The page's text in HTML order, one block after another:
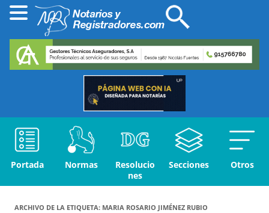
Portada Normas
Resolucio
nes
Secciones Otros
ARCHIVO DE LA ETIQUETA: MARIA ROSARIO JIMÉNEZ RUBIO